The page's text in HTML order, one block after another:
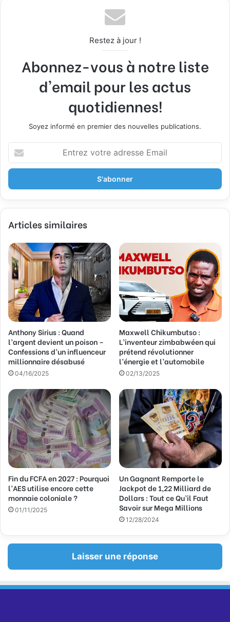
Restez à jour !
Abonnez-vous à notre liste
d'email pour les actus
quotidiennes!
Soyez informé en premier des nouvelles publications.
votre
adresse
Articles similaires
Anthony Sirius : Quand
l’argent devient un poison –
Confessions d’un influenceur
millionnaire désabusé
04/16/2025
Maxwell Chikumbutso :
L’inventeur zimbabwéen qui
prétend révolutionner
l’énergie et l’automobile
02/13/2025
Fin du FCFA en 2027 : Pourquoi
l’AES utilise encore cette
monnaie coloniale ?
01/11/2025
Un Gagnant Remporte le
Jackpot de 1,22 Milliard de
Dollars : Tout ce Qu’il Faut
Savoir sur Mega Millions
12/28/2024
Laisser une réponse